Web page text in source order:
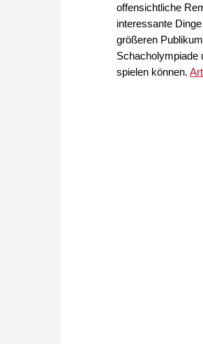
offensichtliche
interessante
größeren
Schacholympiade
spielen können.